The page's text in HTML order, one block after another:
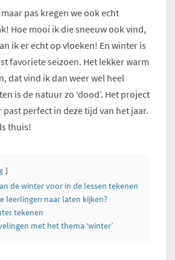
pas kregen we ook echt
Hoe mooi ik die sneeuw ook vind,
ik er echt op vloeken! En winter is
favoriete seizoen. Het lekker warm
dat vind ik dan weer wel heel
is de natuur zo ‘dood’. Het project
perfect in deze tijd van het jaar.
thuis!
de winter voor in de lessen tekenen
leerlingen naar laten kijken?
tekenen
met het thema ‘winter’